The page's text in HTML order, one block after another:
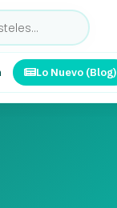
Lo Nuevo (Blog)